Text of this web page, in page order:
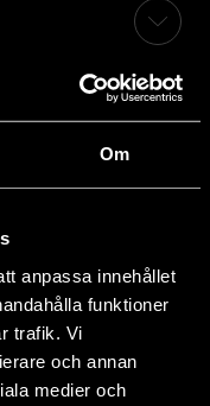
Om
anpassa innehållet
funktioner
trafik. Vi
och annan
medier och